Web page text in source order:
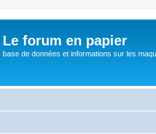
Le forum en papier
base de données et informations sur les